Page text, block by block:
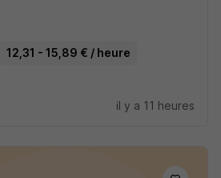
12,31 - 15,89 € / heure
il y a 11 heures